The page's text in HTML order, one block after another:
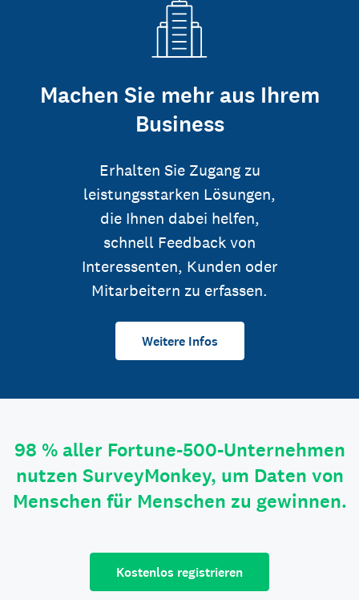
Machen Sie mehr aus Ihrem
Business
Erhalten Sie Zugang zu
leistungsstarken Lösungen,
die Ihnen dabei helfen,
schnell Feedback von
Interessenten, Kunden oder
Mitarbeitern zu erfassen.
Weitere Infos
98 % aller Fortune-500-Unternehmen
nutzen SurveyMonkey, um Daten von
Menschen für Menschen zu gewinnen.
Kostenlos registrieren